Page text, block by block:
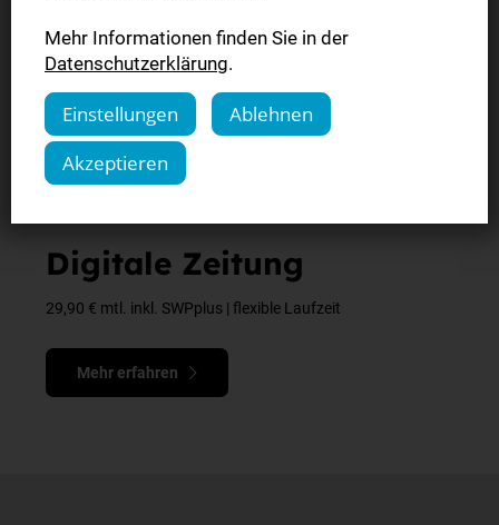
Digitale Zeitung
29,90 € mtl. inkl. SWPplus | flexible Laufzeit
Mehr erfahren
Mehr Informationen finden Sie in der
Datenschutzerklärung.
Einstellungen
Ablehnen
Akzeptieren